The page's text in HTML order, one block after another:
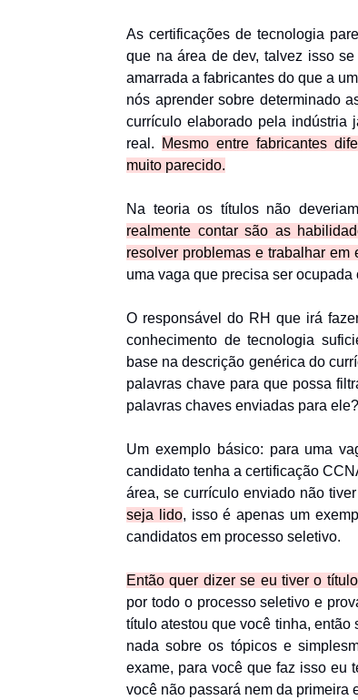
As certificações de tecnologia
que na área de dev, talvez isso
amarrada a fabricantes do que a
nós aprender sobre determinado
currículo elaborado pela indústria
real.
Mesmo entre fabricantes
muito parecido.
Na teoria os títulos não
realmente contar são as
resolver problemas e trabalhar em
uma vaga que precisa ser
O responsável do RH que irá
conhecimento de tecnologia
base na descrição genérica do
palavras chave para que possa
palavras chaves enviadas para ele?
Um exemplo básico: para uma
candidato tenha a certificação
área, se currículo enviado não
seja lido, isso é apenas um
candidatos em processo seletivo.
Então quer dizer se eu tiver o
por todo o processo seletivo e
título atestou que você tinha,
nada sobre os tópicos e
exame, para você que faz isso eu
você não passará nem da primeira